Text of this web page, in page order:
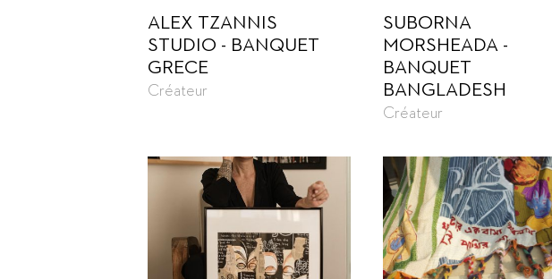
ALEX TZANNIS
STUDIO - BANQUET
GRECE
Créateur
SUBORNA
MORSHEADA -
BANQUET
BANGLADESH
Créateur